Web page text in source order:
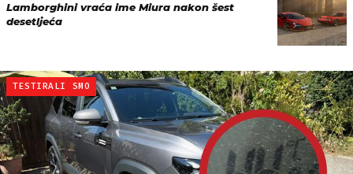
Lamborghini vraća ime Miura nakon šest
desetljeća
TESTIRALI SMO